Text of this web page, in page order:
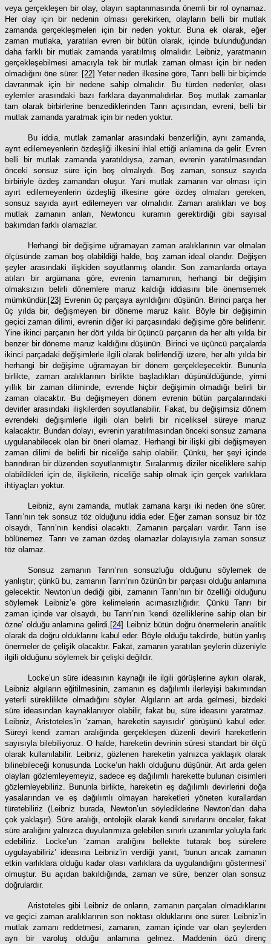
veya gerçekleşen bir olay, olayın saptanmasında önemli bir rol oynamaz.
Her olay için bir nedenin olması gerekirken, olayların belli bir mutlak
zamanda gerçekleşmeleri için bir neden yoktur. Buna ek olarak, eğer
zaman mutlaka, yaratılan evren bir bütün olarak, içinde bulunduğundan
daha farklı bir mutlak zamanda yaratılmış olmalıdır. Leibniz, yaratmanın
gerçekleşebilmesi amacıyla tek bir mutlak zaman olması için bir neden
olmadığını öne sürer. [22] Yeter neden ilkesine göre, Tanrı belli bir biçimde
davranmak için bir nedene sahip olmalıdır. Bu türden nedenler, olası
eylemler arasındaki bazı farklara dayanmalıdırlar. Boş mutlak zamanlar
tam olarak birbirlerine benzediklerinden Tanrı açısından, evreni, belli bir
mutlak zamanda yaratmak için bir neden yoktur.
Bu iddia, mutlak zamanlar arasındaki benzerliğin, aynı zamanda,
ayrıt edilemeyenlerin özdeşliği ilkesini ihlal ettiği anlamına da gelir. Evren
belli bir mutlak zamanda yaratıldıysa, zaman, evrenin yaratılmasından
önceki sonsuz süre için boş olmalıydı. Boş zaman, sonsuz sayıda
birbiriyle özdeş zamandan oluşur. Yani mutlak zamanın var olması için
ayırt edilemeyenlerin özdeşliğ ilkesine göre özdeş olmaları gereken,
sonsuz sayıda ayırt edilemeyen var olmalıdır. Zaman aralıkları ve boş
mutlak zamanın anları, Newtoncu kuramın gerektirdiği gibi sayısal
bakımdan farklı olamazlar.
Herhangi bir değişime uğramayan zaman aralıklarının var olmaları
ölçüsünde zaman boş olabildiği halde, boş zaman ideal olandır. Değişen
şeyler arasındaki ilişkiden soyutlanmış olandır. Son zamanlarda ortaya
atılan bir argümana göre, evrenin tamamının, herhangi bir değişim
olmaksızın belirli dönemlere maruz kaldığı iddiasını bile önemsemek
mümkündür. [23] Evrenin üç parçaya ayrıldığını düşünün. Birinci parça her
üç yılda bir, değişmeyen bir döneme maruz kalır. Böyle bir değişimin
geçici zaman dilimi, evrenin diğer iki parçasındaki değişime göre belirlenir.
Yine ikinci parçanın her dört yılda bir üçüncü parçanın da her altı yılda bir
benzer bir döneme maruz kaldığını düşünün. Birinci ve üçüncü parçalarda
ikinci parçadaki değişimlerle ilgili olarak belirlendiği üzere, her altı yılda bir
herhangi bir değişime uğramayan bir dönem gerçekleşecektir. Bununla
birlikte, zaman aralıklarının birlikte başladıkları düşünüldüğünde, yirmi
yıllık bir zaman diliminde, evrende hiçbir değişimin olmadığı belirli bir
zaman olacaktır. Bu değişmeyen dönem evrenin bütün parçalarındaki
devirler arasındaki ilişkilerden soyutlanabilir. Fakat, bu değişimsiz dönem
evrendeki değişimlerle ilgili olan belirli bir niceliksel süreye maruz
kalacaktır. Bundan dolayı, evrenin yaratılmasından önceki sonsuz zamana
uygulanabilecek olan bir öneri olamaz. Herhangi bir ilişki gibi değişmeyen
zaman dilimi de belirli bir niceliğe sahip olabilir. Çünkü, her şeyi içinde
barındıran bir düzenden soyutlanmıştır. Sıralanmış diziler niceliklere sahip
olabildikleri için de, ilişkilerin, niceliğe sahip olmak için gerçek varlıklara
ihtiyaçları yoktur.
Leibniz, aynı zamanda, mutlak zamana karşı iki neden öne sürer.
Tanrı’nın tek sonsuz töz olduğunu iddia eder. Eğer zaman sonsuz bir töz
olsaydı, Tanrı’nın kendisi olacaktı. Zamanın parçaları vardır. Tanrı ise
bölünemez. Tanrı ve zaman özdeş olamazlar dolayısıyla zaman sonsuz
töz olamaz.
Sonsuz zamanın Tanrı’nın sonsuzluğu olduğunu söylemek de
yanlıştır; çünkü bu, zamanın Tanrı’nın özünün bir parçası olduğu anlamına
gelecektir. Newton’un dediği gibi, zamanın Tanrı’nın bir özelliği olduğunu
söylemek Leibniz’e göre kelimelerin acımasızlığıdır. Çünkü Tanrı bir
zaman içinde var olsaydı, bu Tanrı’nın ‘kendi özelliklerine sahip olan bir
özne’ olduğu anlamına gelirdi. [24] Leibniz bütün doğru önermelerin analitik
olarak da doğru olduklarını kabul eder. Böyle olduğu takdirde, bütün yanlış
önermeler de çelişik olacaktır. Fakat, zamanın yaratılan şeylerin düzeniyle
ilgili olduğunu söylemek bir çelişki değildir.
Locke’un süre ideasının kaynağı ile ilgili görüşlerine aykırı olarak,
Leibniz algıların eğitilmesinin, zamanın eş dağılımlı ilerleyişi bakımından
yeterli süreklilikte olmadığını söyler. Algıların art arda gelmesi, bizdeki
süre ideasından kaynaklanıyor olabilir, fakat bu, süre ideasını yaratmaz.
Leibniz, Aristoteles’in ‘zaman, hareketin sayısıdır’ görüşünü kabul eder.
Süreyi kendi zaman aralığında gerçekleşen düzenli devirli hareketlerin
sayısıyla bilebiliyoruz. O halde, hareketin devrinin süresi standart bir ölçü
olarak kullanılabilir. Leibniz, gözlenen hareketin yalnızca yaklaşık olarak
bilinebileceği konusunda Locke’un haklı olduğunu düşünür. Art arda gelen
olayları gözlemleyemeyiz, sadece eş dağılımlı harekette bulunan cisimleri
gözlemleyebiliriz. Bununla birlikte, hareketin eş dağılımlı devirlerini doğa
yasalarından ve eş dağılımlı olmayan hareketleri yöneten kurallardan
türetebiliriz (Leibniz burada, Newton’un söylediklerine Newton’dan daha
çok yaklaşır). Süre aralığı, ontolojik olarak kendi sınırlarını önceler, fakat
süre aralığını yalnızca duyularımıza gelebilen sınırlı uzanımlar yoluyla fark
edebiliriz. Locke’un ‘zaman aralığını bellekte tutarak boş sürelere
uygulayabiliriz’ ideasına Leibniz’in verdiği yanıt, ‘bunun ancak zamanın
etkin varlıklara olduğu kadar olası varlıklara da uygulandığını göstermesi’
olmuştur. Bu açıdan bakıldığında, zaman ve süre, benzer olan sonsuz
doğrulardır.
Aristoteles gibi Leibniz de onların, zamanın parçaları olmadıklarını
ve geçici zaman aralıklarının son noktası olduklarını öne sürer. Leibniz’in
mutlak zamanı reddetmesi, zamanın, zaman içinde var olan şeylerden
ayrı bir varoluş olduğu anlamına gelmez. Maddenin özü direnç